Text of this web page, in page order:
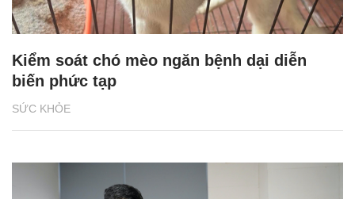
SỨC KHỎE
Kiểm soát chó mèo ngăn bệnh dại diễn
biến phức tạp